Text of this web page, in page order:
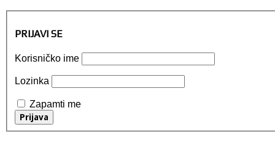
PRIJAVI SE
Korisničko ime
Lozinka
Zapamti me